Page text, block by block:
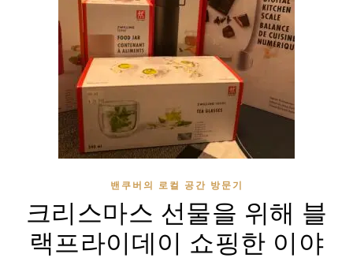
밴쿠버의 로컬 공간 방문기
크리스마스 선물을 위해 블
랙프라이데이 쇼핑한 이야